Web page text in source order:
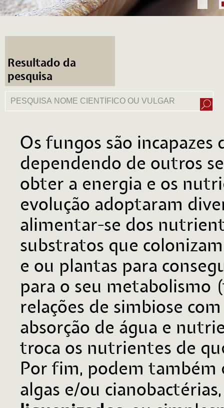
Resultado da
pesquisa
Os fungos são
dependendo de outros
obter a energia e os
evolução adoptaram
alimentar-se dos
substratos que
e ou plantas para
para o seu metabolismo
relações de simbiose
absorção de água e
troca os nutrientes de
Por fim, podem também
algas e/ou